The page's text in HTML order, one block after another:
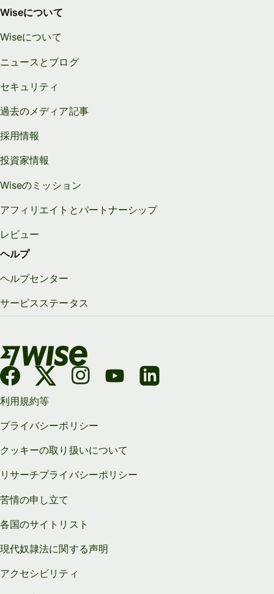
Wiseについて
Wiseについて
ニュースとブログ
セキュリティ
過去のメディア記事
採用情報
投資家情報
Wiseのミッション
アフィリエイトとパートナーシップ
レビュー
ヘルプ
ヘルプセンター
サービスステータス
利用規約等
プライバシーポリシー
クッキーの取り扱いについて
リサーチプライバシーポリシー
苦情の申し立て
各国のサイトリスト
現代奴隷法に関する声明
アクセシビリティ